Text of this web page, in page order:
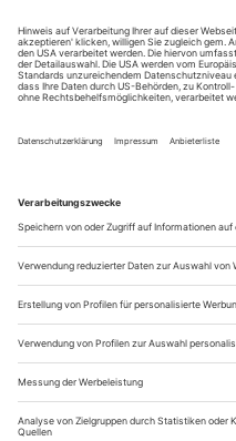
Hamburg: Abenteuer Wissen
Deutsches Schauspielhaus,
Haug/Daniel Wetzel) «Brain
wissen wir, dass eins plus
Gehirn, dass ein Witz ein Witz
Ein Witz ist eine
Anknüpfungspunkt fürs
sich Naturwissenschaft oft
Nouveau Cirque: Keine
Mit dem Festival für Neuen
Kulturzentrum Tollhaus das
von Artistik